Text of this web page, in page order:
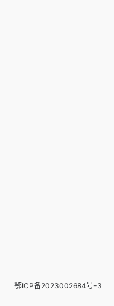
鄂ICP备2023002684号-3